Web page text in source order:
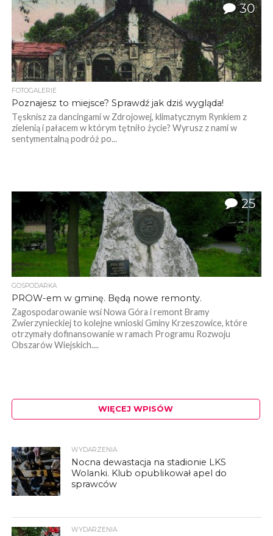
30
FOTOGALERIE
Poznajesz to miejsce? Sprawdź jak dziś wygląda!
Tęsknisz za dancingami w Zdrojowej, klimatycznym Rynkiem z
zielenią i pałacem w którym tętniło życie? Wyrusz z nami w
sentymentalną podróż po...
25
GOSPODARKA
PROW-em w gminę. Będą nowe remonty.
Zagospodarowanie wsi Nowa Góra i remont Bramy
Zwierzynieckiej to kolejne wnioski Gminy Krzeszowice, które
otrzymały dofinansowanie w ramach Programu Rozwoju
Obszarów Wiejskich....
WIĘCEJ WPISÓW
WYDARZENIA
Nocna dewastacja na stadionie LKS
Wolanki. Klub opublikował apel do
sprawców
WYDARZENIA